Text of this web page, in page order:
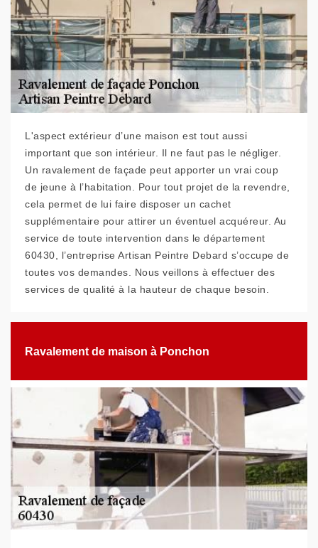
L'aspect extérieur d’une maison est tout aussi
important que son intérieur. Il ne faut pas le négliger.
Un ravalement de façade peut apporter un vrai coup
de jeune à l’habitation. Pour tout projet de la revendre,
cela permet de lui faire disposer un cachet
supplémentaire pour attirer un éventuel acquéreur. Au
service de toute intervention dans le département
60430, l’entreprise Artisan Peintre Debard s’occupe de
toutes vos demandes. Nous veillons à effectuer des
services de qualité à la hauteur de chaque besoin.
Ravalement de maison à Ponchon